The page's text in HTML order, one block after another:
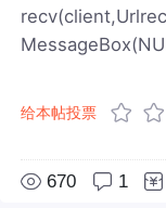
给本帖投票
670 1